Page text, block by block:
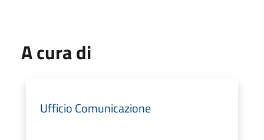
A cura di
Ufficio Comunicazione